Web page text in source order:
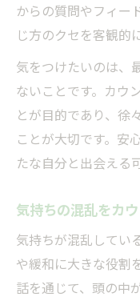
からの質問やフィー
じ方のクセを客観的
気をつけたいのは、
ないことです。カウ
とが目的であり、徐
ことが大切です。安
たな自分と出会える
気持ちの混乱をカ
気持ちが混乱してい
や緩和に大きな役割
話を通じて、頭の中